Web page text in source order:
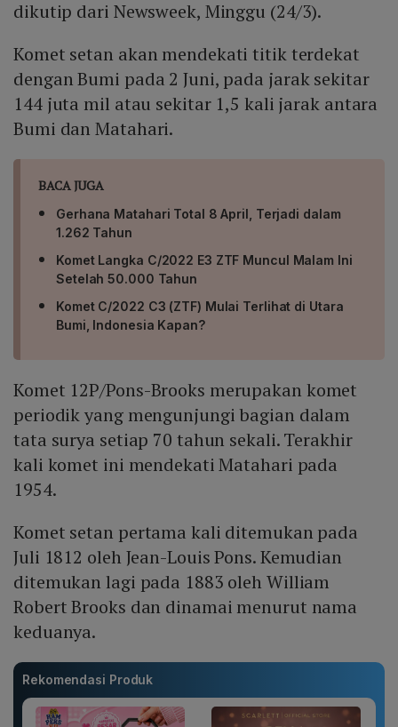
dikutip dari Newsweek, Minggu (24/3).
Komet setan akan mendekati titik terdekat
dengan Bumi pada 2 Juni, pada jarak sekitar
144 juta mil atau sekitar 1,5 kali jarak antara
Bumi dan Matahari.
BACA JUGA
Gerhana Matahari Total 8 April, Terjadi dalam
1.262 Tahun
Komet Langka C/2022 E3 ZTF Muncul Malam Ini
Setelah 50.000 Tahun
Komet C/2022 C3 (ZTF) Mulai Terlihat di Utara
Bumi, Indonesia Kapan?
Komet 12P/Pons-Brooks merupakan komet
periodik yang mengunjungi bagian dalam
tata surya setiap 70 tahun sekali. Terakhir
kali komet ini mendekati Matahari pada
1954.
Komet setan pertama kali ditemukan pada
Juli 1812 oleh Jean-Louis Pons. Kemudian
ditemukan lagi pada 1883 oleh William
Robert Brooks dan dinamai menurut nama
keduanya.
Rekomendasi Produk